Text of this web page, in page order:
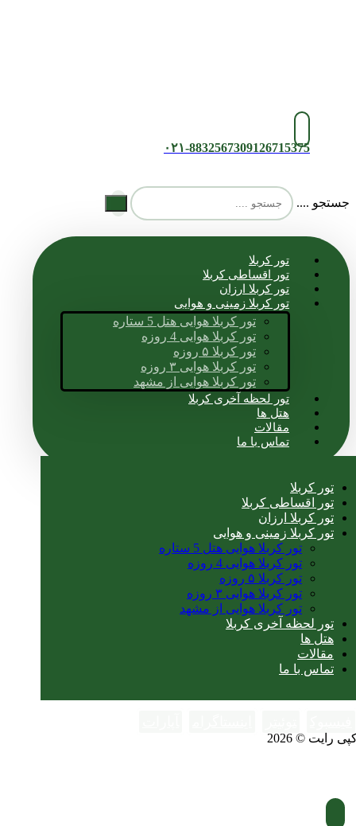
۰۲۱-8832567309126715375
جستجو ....
تور کربلا
تور اقساطی کربلا
تور کربلا ارزان
تور کربلا زمینی و هوایی
تور کربلا هوایی هتل 5 ستاره
تور کربلا هوایی 4 روزه
تور کربلا ۵ روزه
تور کربلا هوایی ۳ روزه
تور کربلا هوایی از مشهد
تور لحظه آخری کربلا
هتل ها
مقالات
تماس با ما
تور کربلا
تور اقساطی کربلا
تور کربلا ارزان
تور کربلا زمینی و هوایی
تور کربلا هوایی هتل 5 ستاره
تور کربلا هوایی 4 روزه
تور کربلا ۵ روزه
تور کربلا هوایی ۳ روزه
تور کربلا هوایی از مشهد
تور لحظه آخری کربلا
هتل ها
مقالات
تماس با ما
رایت © 2026